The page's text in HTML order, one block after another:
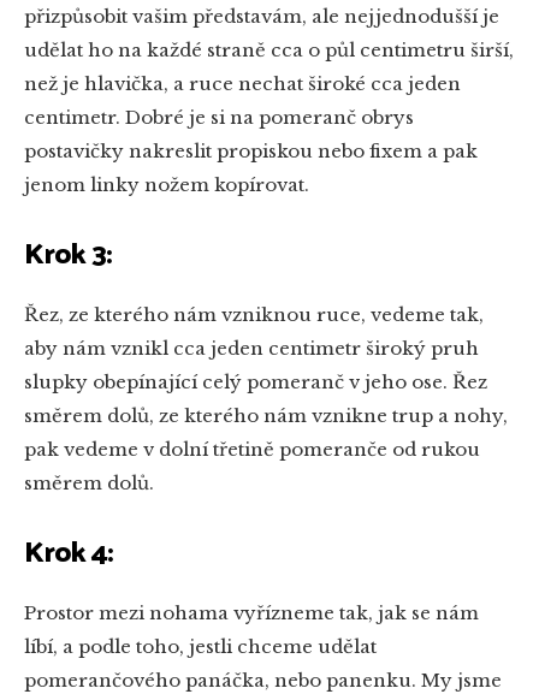
přizpůsobit vašim představám, ale nejjednodušší je
udělat ho na každé straně cca o půl centimetru širší,
než je hlavička, a ruce nechat široké cca jeden
centimetr. Dobré je si na pomeranč obrys
postavičky nakreslit propiskou nebo fixem a pak
jenom linky nožem kopírovat.
Krok 3:
Řez, ze kterého nám vzniknou ruce, vedeme tak,
aby nám vznikl cca jeden centimetr široký pruh
slupky obepínající celý pomeranč v jeho ose. Řez
směrem dolů, ze kterého nám vznikne trup a nohy,
pak vedeme v dolní třetině pomeranče od rukou
směrem dolů.
Krok 4:
Prostor mezi nohama vyřízneme tak, jak se nám
líbí, a podle toho, jestli chceme udělat
pomerančového panáčka, nebo panenku. My jsme